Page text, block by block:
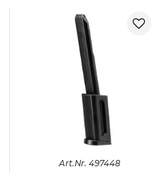
Untergrund laden!
laden!
2C - 1C empfohlen!
unter 0° und über 60°C
tiefentladen lagern!
pro Einzelzelle entladen!
empfohlen!
die als LiPo tauglich
Art.Nr. 497448